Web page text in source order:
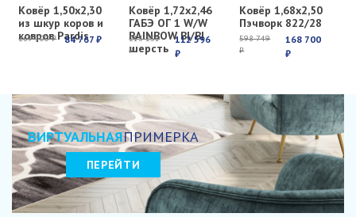
Ковёр 1,50х2,30
из шкур коров и
ковров Pardis
269 100 ₽ 84 767 ₽
Ковёр 1,72х2,46
ГАБЭ ОГ 1 W/W
RAINBOW BI/BI
шерсть
213 251
₽
112 596
₽
Ковёр 1,68х2,50
Пэчворк 822/28
598 749
₽
168 700
₽
ВИРТУАЛЬНАЯПРИМЕРКА
ПЕРЕЙТИ